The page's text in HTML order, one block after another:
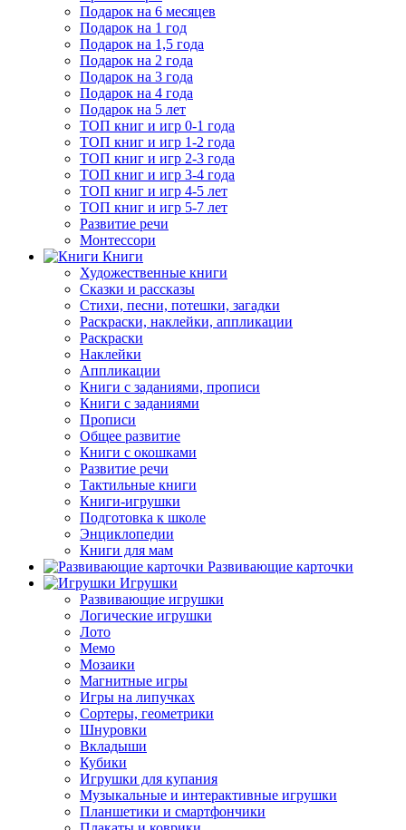
Подарок на 6 месяцев
Подарок на 1 год
Подарок на 1,5 года
Подарок на 2 года
Подарок на 3 года
Подарок на 4 года
Подарок на 5 лет
ТОП книг и игр 0-1 года
ТОП книг и игр 1-2 года
ТОП книг и игр 2-3 года
ТОП книг и игр 3-4 года
ТОП книг и игр 4-5 лет
ТОП книг и игр 5-7 лет
Развитие речи
Монтессори
Книги
Художественные книги
Сказки и рассказы
Стихи, песни, потешки, загадки
Раскраски, наклейки, аппликации
Раскраски
Наклейки
Аппликации
Книги с заданиями, прописи
Книги с заданиями
Прописи
Общее развитие
Книги с окошками
Развитие речи
Тактильные книги
Книги-игрушки
Подготовка к школе
Энциклопедии
Книги для мам
Развивающие карточки
Игрушки
Развивающие игрушки
Логические игрушки
Лото
Мемо
Мозаики
Магнитные игры
Игры на липучках
Сортеры, геометрики
Шнуровки
Вкладыши
Кубики
Игрушки для купания
Музыкальные и интерактивные игрушки
Планшетики и смартфончики